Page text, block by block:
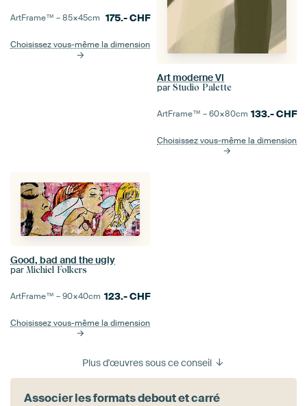
ArtFrame™ –85×45cm 175.-CHF
Choisissez vous-même la dimension
Art moderne VI
par Studio Palette
ArtFrame™ –60×80cm 133.-CHF
Choisissez vous-même la dimension
Good, bad and the ugly
par Michiel Folkers
ArtFrame™ –90×40cm 123.-CHF
Choisissez vous-même la dimension
Plus d'œuvres sous ce conseil
Associer les formats debout et carré